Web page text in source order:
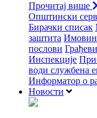
Прочитај више
Општински
Бирачки списак
заштита
послови
Инспекције
води службена
Информатор о
Новости